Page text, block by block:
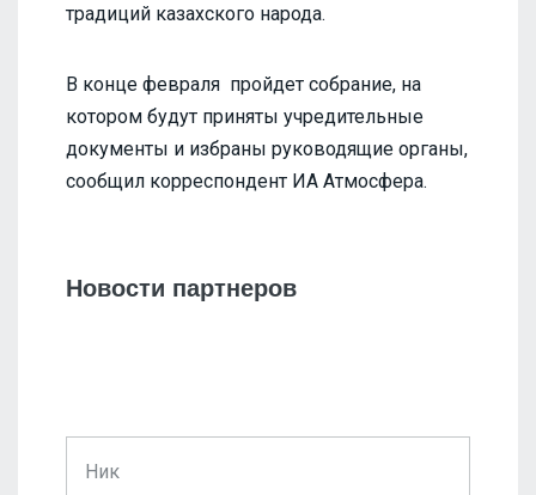
традиций казахского народа.
В конце февраля пройдет собрание, на
котором будут приняты учредительные
документы и избраны руководящие органы,
сообщил корреспондент ИА Атмосфера.
Новости партнеров